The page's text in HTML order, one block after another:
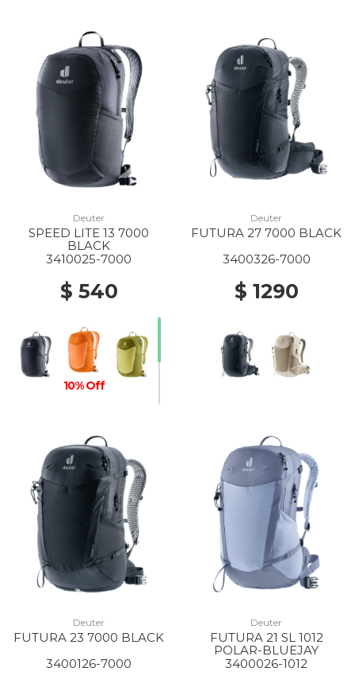
Deuter
SPEED LITE 13 7000
BLACK
3410025-7000
$ 540
10% Off
Deuter
FUTURA 27 7000 BLACK
3400326-7000
$ 1290
Deuter
FUTURA 23 7000 BLACK
3400126-7000
Deuter
FUTURA 21 SL 1012
POLAR-BLUEJAY
3400026-1012